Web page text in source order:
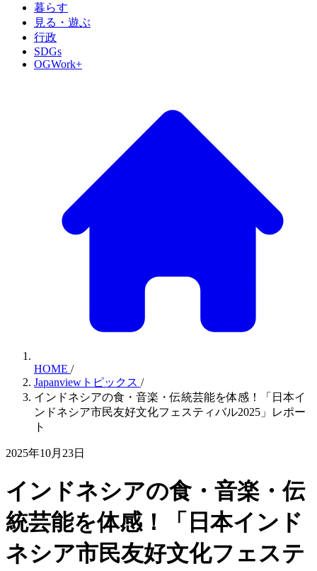
暮らす
見る・遊ぶ
行政
SDGs
OGWork+
HOME /
Japanviewトピックス /
インドネシアの食・音楽・伝統芸能を体感！「日本イ
ンドネシア市民友好文化フェスティバル2025」レポー
ト
2025年10月23日
インドネシアの食・音楽・伝
統芸能を体感！「日本インド
ネシア市民友好文化フェステ